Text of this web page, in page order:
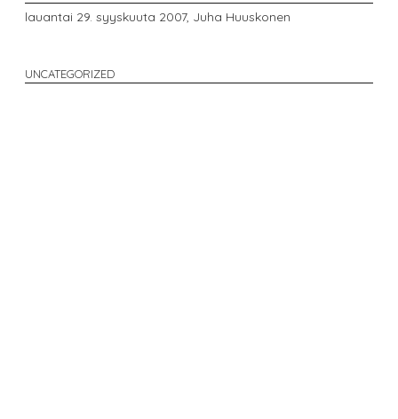
lauantai 29. syyskuuta 2007, Juha Huuskonen
UNCATEGORIZED